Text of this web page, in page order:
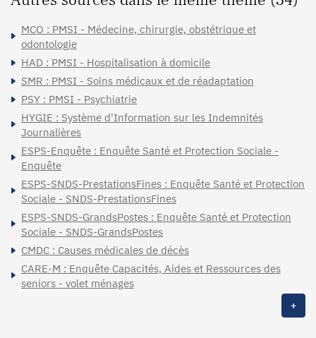
MCO : PMSI - Médecine, chirurgie, obstétrique et
odontologie
HAD : PMSI - Hospitalisation à domicile
SMR : PMSI - Soins médicaux et de réadaptation
PSY : PMSI - Psychiatrie
HYGIE : Système d'Information sur les Indemnités
Journalières
ESPS-Enquête : Enquête Santé et Protection Sociale -
Enquête
ESPS-SNDS-PrestationsFines : Enquête Santé et Protection
Sociale - SNDS-PrestationsFines
ESPS-SNDS-GrandsPostes : Enquête Santé et Protection
Sociale - SNDS-GrandsPostes
CMDC : Causes médicales de décès
CARE-M : Enquête Capacités, Aides et Ressources des
seniors - volet ménages
+